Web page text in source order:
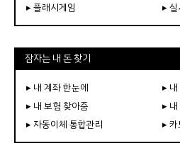
▸ 플래시게임
▸
잠자는 내 돈 찾기
▸ 내 계좌 한눈에
▸ 내
▸ 내 보험 찾아줌
▸ 내
▸ 자동이체 통합관리
▸